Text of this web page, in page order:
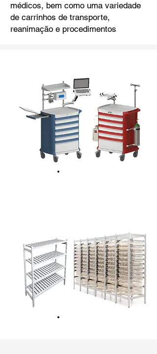
médicos, bem como uma variedade
de carrinhos de transporte,
reanimação e procedimentos